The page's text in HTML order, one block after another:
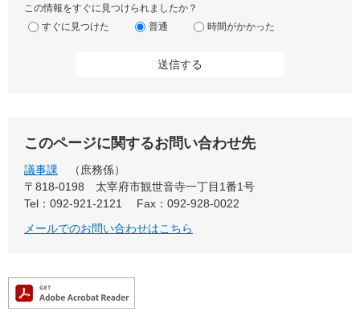
この情報をすぐに見つけられましたか？
すぐに見つけた
普通 時間がかかった
このページに関するお問い合わせ先
議事課
庶務係
〒818-0198
太宰府市観世音寺一丁目1番1号
Tel：092-921-2121
Fax：092-928-0022
メールでのお問い合わせはこちら